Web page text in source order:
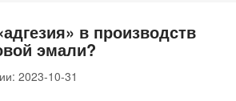
в производств
эмали?
2023-10-31